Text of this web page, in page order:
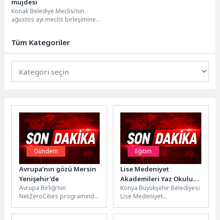
müjdesi
Konak Belediye Meclisi’nin
ağustos ayı meclis birleşimine
Tüm Kategoriler
Gündem
Avrupa’nın gözü Mersin
Yenişehir’de
Avrupa Birliği’nin
NetZeroCities programında
bırakarak ilk 22 arasına
Eğitim
Lise Medeniyet
Akademileri Yaz Okulu
Kayıtları Başladı
Konya Büyükşehir Belediyesi
Lise Medeniyet
Okulu kayıtları alınmaya